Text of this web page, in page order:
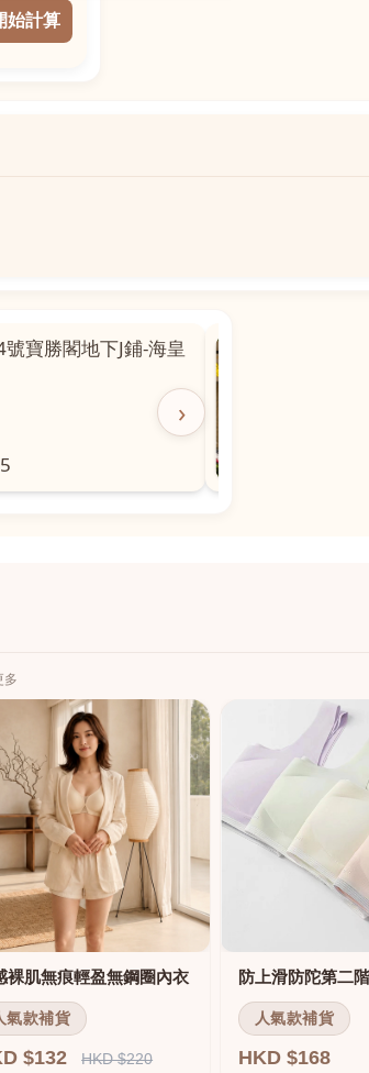
始計算
›
興樓L1舖 粵華廣場對
多
裸肌無痕輕盈無鋼圈內衣
氣款補貨
$132 HKD $220
人氣款補貨
HKD $168